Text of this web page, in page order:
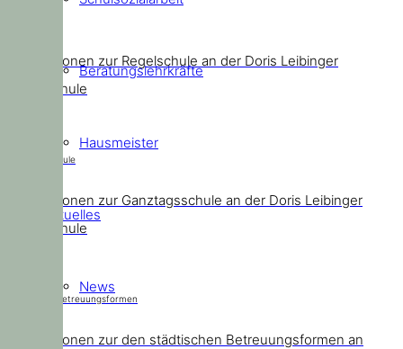
Beratungslehrkräfte
Hausmeister
Aktuelles
News
Informationen zur Regelschule an der Doris Leibinger
Grundschule
Ganztagsschule
Informationen zur Ganztagsschule an der Doris Leibinger
Grundschule
Städtische Betreuungsformen
Informationen zur den städtischen Betreuungsformen an